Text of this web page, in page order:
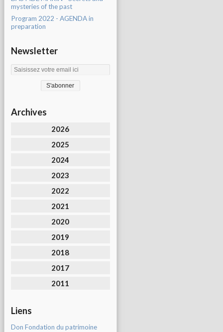
mysteries of the past
Program 2022 - AGENDA in
preparation
Newsletter
Archives
2026
2025
2024
2023
2022
2021
2020
2019
2018
2017
2011
Liens
Don Fondation du patrimoine